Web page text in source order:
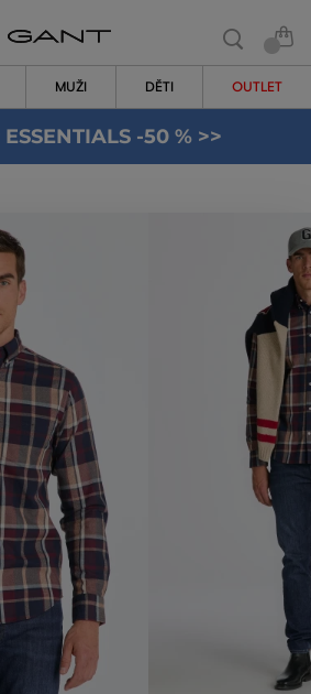
MUŽI DĚTI OUTLET
-50 % >>